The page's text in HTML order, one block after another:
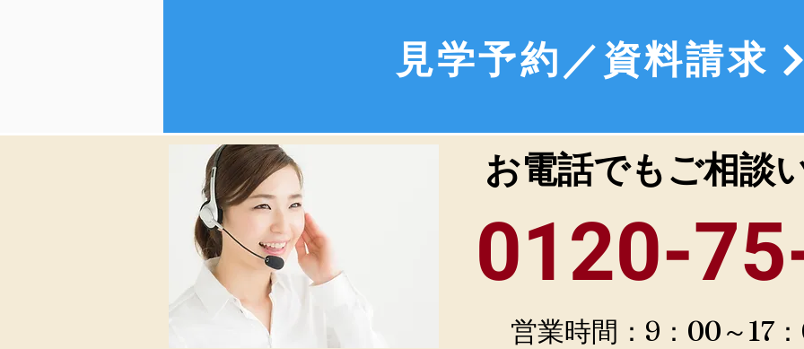
見学予約／資料請求
お電話でもご相談
0120-
営業時間：9：00～17